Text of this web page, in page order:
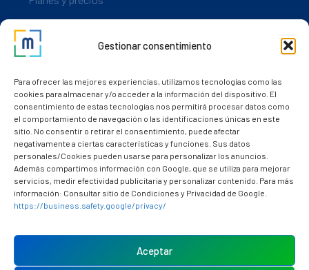
Gestionar consentimiento
Para ofrecer las mejores experiencias, utilizamos tecnologías como las
cookies para almacenar y/o acceder a la información del dispositivo. El
consentimiento de estas tecnologías nos permitirá procesar datos como
el comportamiento de navegación o las identificaciones únicas en este
sitio. No consentir o retirar el consentimiento, puede afectar
negativamente a ciertas características y funciones. Sus datos
personales/Cookies pueden usarse para personalizar los anuncios.
Además compartimos información con Google, que se utiliza para mejorar
servicios, medir efectividad publicitaria y personalizar contenido. Para más
información: Consultar sitio de Condiciones y Privacidad de Google.
https://business.safety.google/privacy/
Aceptar
Descarga nuestra app
Nuestros clientes
Dudas y consultas
Política de cookies (UE)